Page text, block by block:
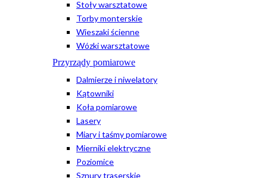
Stoły warsztatowe
Torby monterskie
Wieszaki ścienne
Wózki warsztatowe
Przyrządy pomiarowe
Dalmierze i niwelatory
Kątowniki
Koła pomiarowe
Lasery
Miary i taśmy pomiarowe
Mierniki elektryczne
Poziomice
Sznury traserskie